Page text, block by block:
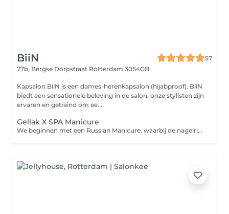
BiiN
57
77b, Bergse Dorpstraat Rotterdam 3054GB
Kapsalon BiiN is een dames-herenkapsalon (hijabproof). BiiN
biedt een sensationele beleving in de salon, onze stylisten zijn
ervaren en getraind om ee...
Gellak X SPA Manicure
We beginnen met een Russian Manicure, waarbij de nagelriemen professioneel en zorgvuldig worden gereinigd met een elektrische vijl. Dit zorgt voor een super strakke en verzorgde uitstraling van je nagels. Daarna volgt de Spa Manicure met een zachte scrub, voedend masker en een ontspannende handmassage voor zachte, gehydrateerde handen. Tot slot brengen we een gellak aan in de kleur van jouw keuze voor een langdurig glanzend en verzorgd resultaat.